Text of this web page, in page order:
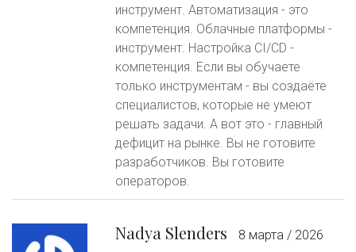
инструмент. Автоматизация - это
компетенция. Облачные платформы -
инструмент. Настройка CI/CD -
компетенция. Если вы обучаете
только инструментам - вы создаёте
специалистов, которые не умеют
решать задачи. А вот это - главный
дефицит на рынке. Вы не готовите
разработчиков. Вы готовите
операторов.
Nadya Slenders 8 марта / 2026